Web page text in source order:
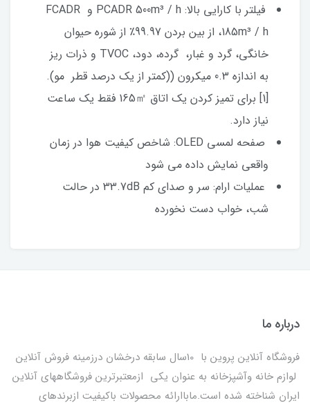
فیلتر با کارایی بالا: PCADR 500m³ / h و FCADR
185m³ / h، از بین بردن 99.97٪ از شوره حیوان
خانگی، گرد و غبار، گرده، دود، TVOC و ذرات ریز
به اندازه 0.3 میکرون ((کمتر از یک درصد قطر مو).
[1] برای تمیز کردن یک اتاق 165㎡ فقط یک ساعت
نیاز دارد.
صفحه لمسی OLED: شاخص کیفیت هوا در زمان
واقعی نمایش داده می شود
عملیات ارام: سر و صدای کم 33.7dB در حالت
شب، خواب دست نخورده
درباره ما
فروشگاه آنلاین پروین با 10سال سابقه درخشان درزمینه فروش آنلاین
لوازم خانه وآشپزخانه به عنوان یکی ازمعتبرترین فروشگاههای آنلاین
ایران شناخته شده است.ماباارائه محصولات باکیفیت ازبرندهای